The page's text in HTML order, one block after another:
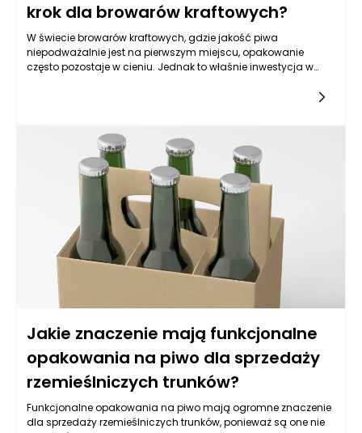
krok dla browarów kraftowych?
W świecie browarów kraftowych, gdzie jakość piwa
niepodważalnie jest na pierwszym miejscu, opakowanie
często pozostaje w cieniu. Jednak to właśnie inwestycja w
sprzedaży i kreowania marki. Opakowania na piwo nie tylko
pełnią funkcję ochronną, ale również są nośnikiem informacji
marketingowych, które mogą przyciągać uwagę
konsumentów i wyróżniać produkt na tle konkurencji.
Jakie znaczenie mają funkcjonalne
opakowania na piwo dla sprzedaży
rzemieślniczych trunków?
Funkcjonalne opakowania na piwo mają ogromne znaczenie
dla sprzedaży rzemieślniczych trunków, ponieważ są one nie